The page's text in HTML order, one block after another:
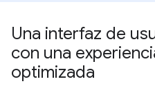
Una interfaz de
con una
optimizada